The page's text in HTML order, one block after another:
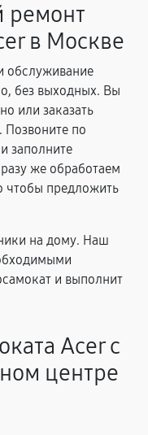
ремонт
в Москве
обслуживание
без выходных. Вы
или заказать
Позвоните по
заполните
же обработаем
чтобы предложить
на дому. Наш
и выполнит
Acer с
центре